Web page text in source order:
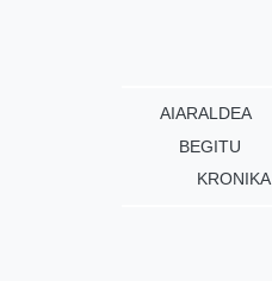
AIARALDEA
BEGITU
KRONIKA